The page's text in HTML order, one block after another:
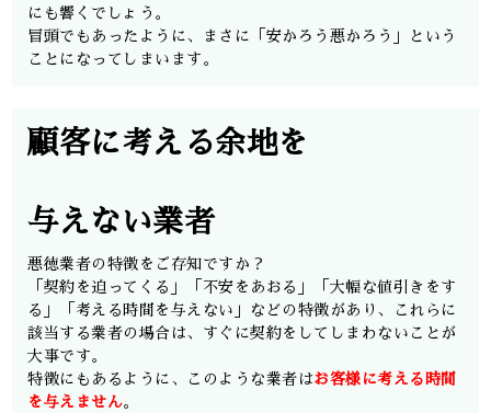
にも響くでしょう。
冒頭でもあったように、まさに「安かろう悪かろう」という
ことになってしまいます。
顧客に考える余地を
与えない業者
悪徳業者の特徴をご存知ですか？
「契約を迫ってくる」「不安をあおる」「大幅な値引きをす
る」「考える時間を与えない」などの特徴があり、これらに
該当する業者の場合は、すぐに契約をしてしまわないことが
大事です。
特徴にもあるように、このような業者はお客様に考える時間
を与えません。